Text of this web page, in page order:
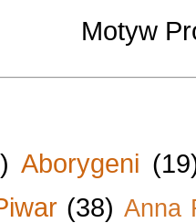
Motyw
Aborygeni
(38) Anna